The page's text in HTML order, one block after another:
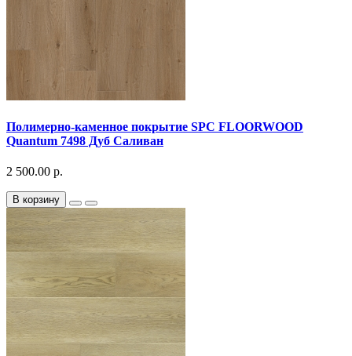
Полимерно-каменное покрытие SPC FLOORWOOD
Quantum 7498 Дуб Саливан
2 500.00 р.
В корзину